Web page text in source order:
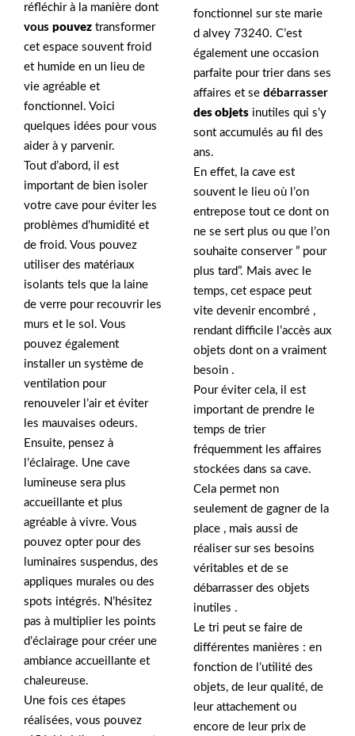
réfléchir à la manière dont
vous pouvez transformer
cet espace souvent froid
et humide en un lieu de
vie agréable et
fonctionnel. Voici
quelques idées pour vous
aider à y parvenir.
Tout d’abord, il est
important de bien isoler
votre cave pour éviter les
problèmes d’humidité et
de froid. Vous pouvez
utiliser des matériaux
isolants tels que la laine
de verre pour recouvrir les
murs et le sol. Vous
pouvez également
installer un système de
ventilation pour
renouveler l’air et éviter
les mauvaises odeurs.
Ensuite, pensez à
l’éclairage. Une cave
lumineuse sera plus
accueillante et plus
agréable à vivre. Vous
pouvez opter pour des
luminaires suspendus, des
appliques murales ou des
spots intégrés. N’hésitez
pas à multiplier les points
d’éclairage pour créer une
ambiance accueillante et
chaleureuse.
Une fois ces étapes
réalisées, vous pouvez
fonctionnel sur ste marie
d alvey 73240. C’est
également une occasion
parfaite pour trier dans ses
affaires et se débarrasser
des objets inutiles qui s’y
sont accumulés au fil des
ans.
En effet, la cave est
souvent le lieu où l’on
entrepose tout ce dont on
ne se sert plus ou que l’on
souhaite conserver ” pour
plus tard”. Mais avec le
temps, cet espace peut
vite devenir encombré ,
rendant difficile l’accès aux
objets dont on a vraiment
besoin .
Pour éviter cela, il est
important de prendre le
temps de trier
fréquemment les affaires
stockées dans sa cave.
Cela permet non
seulement de gagner de la
place , mais aussi de
réaliser sur ses besoins
véritables et de se
débarrasser des objets
inutiles .
Le tri peut se faire de
différentes manières : en
fonction de l’utilité des
objets, de leur qualité, de
leur attachement ou
encore de leur prix de